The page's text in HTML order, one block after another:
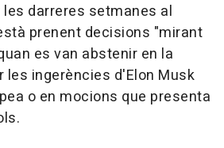
darreres setmanes al
prenent decisions "mirant
es van abstenir en la
les ingerències d'Elon Musk
o en mocions que presenta